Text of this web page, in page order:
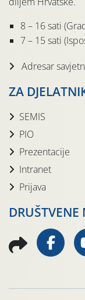
8 – 16 sati
7 – 15 sati
Adresar
ZA
SEMIS
PIO
Prezentacije
Intranet
Prijava
DRUŠTVENE